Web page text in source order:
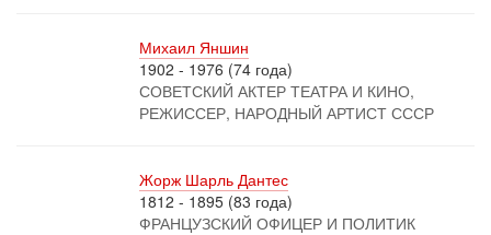
Михаил Яншин
1902 - 1976 (74 года)
СОВЕТСКИЙ АКТЕР ТЕАТРА И КИНО,
РЕЖИССЕР, НАРОДНЫЙ АРТИСТ СССР
Жорж Шарль Дантес
1812 - 1895 (83 года)
ФРАНЦУЗСКИЙ ОФИЦЕР И ПОЛИТИК